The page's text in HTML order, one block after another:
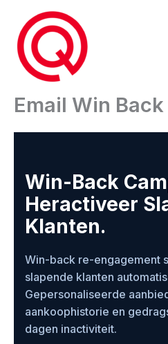
inhoud
Email Win Back
Win-Back
Heractiveer
Klanten.
Win-back re-engagement
slapende klanten
Gepersonaliseerde
aankoophistorie en
dagen inactiviteit.